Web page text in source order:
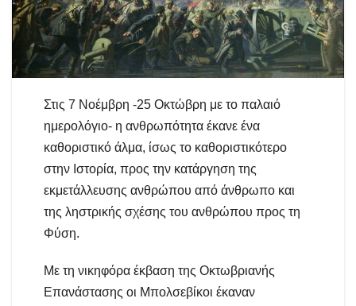
Στις 7 Νοέμβρη -25 Οκτώβρη με το παλαιό
ημερολόγιο- η ανθρωπότητα έκανε ένα
καθοριστικό άλμα, ίσως το καθοριστικότερο
στην Ιστορία, προς την κατάργηση της
εκμετάλλευσης ανθρώπου από άνθρωπο και
της ληστρικής σχέσης του ανθρώπου προς τη
Φύση.
Με τη νικηφόρα έκβαση της Οκτωβριανής
Επανάστασης οι Μπολσεβίκοι έκαναν